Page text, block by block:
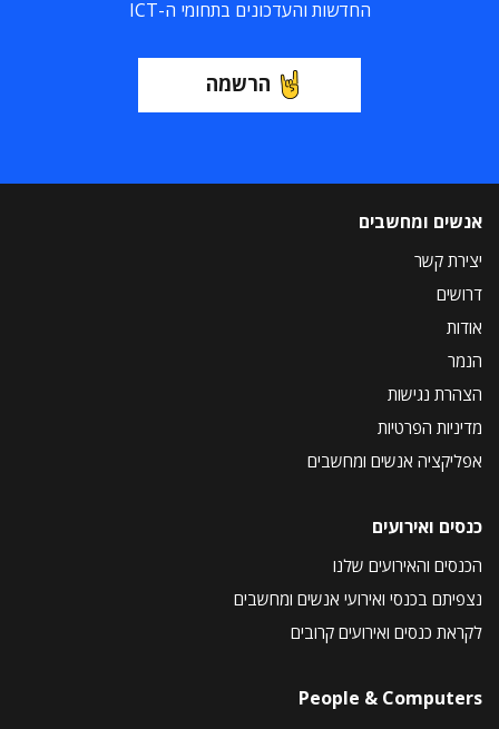
החדשות והעדכונים בתחומי ה-ICT
הרשמה
אנשים ומחשבים
יצירת קשר
דרושים
אודות
הנמר
הצהרת נגישות
מדיניות הפרטיות
אפליקציה אנשים ומחשבים
כנסים ואירועים
הכנסים והאירועים שלנו
נצפיתם בכנסי ואירועי אנשים ומחשבים
לקראת כנסים ואירועים קרובים
People & Computers